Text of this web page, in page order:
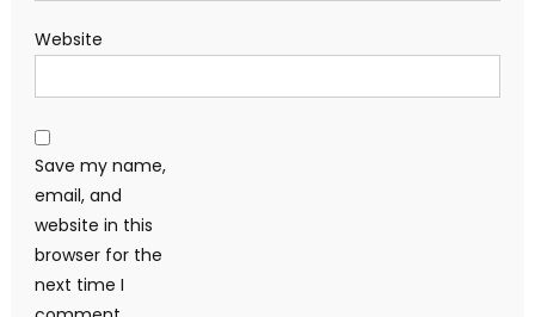
Website
Save my name,
email, and
website in this
browser for the
next time I